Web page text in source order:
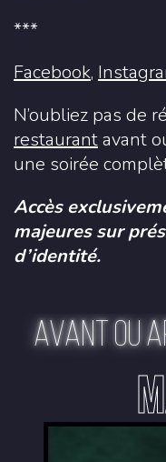
***
Facebook,
N’oubliez pas de
restaurantavant
une soirée
Accès
majeures sur
d’identité.
AVANT OU